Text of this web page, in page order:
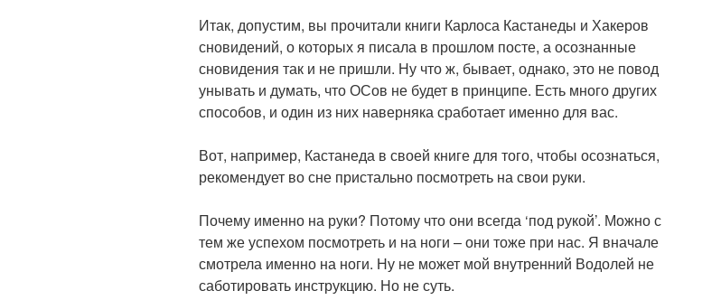
Итак, допустим, вы прочитали книги Карлоса Кастанеды и Хакеров
сновидений, о которых я писала в прошлом посте, а осознанные
сновидения так и не пришли. Ну что ж, бывает, однако, это не повод
унывать и думать, что ОСов не будет в принципе. Есть много других
способов, и один из них наверняка сработает именно для вас.
Вот, например, Кастанеда в своей книге для того, чтобы осознаться,
рекомендует во сне пристально посмотреть на свои руки.
Почему именно на руки? Потому что они всегда ‘под рукой’. Можно с
тем же успехом посмотреть и на ноги – они тоже при нас. Я вначале
смотрела именно на ноги. Ну не может мой внутренний Водолей не
саботировать инструкцию. Но не суть.